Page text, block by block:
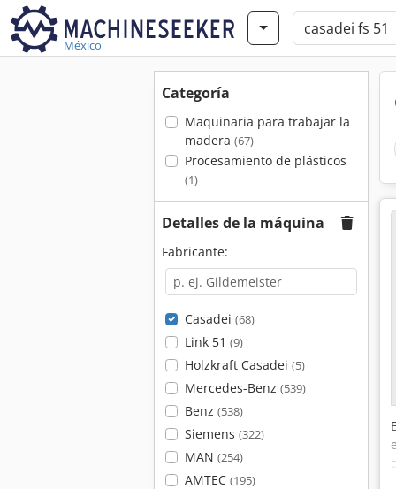
México
Categoría
Maquinaria para trabajar la
madera (67)
Procesamiento de plásticos
(1)
Detalles de la máquina
Fabricante:
Casadei (68)
Link 51 (9)
Holzkraft Casadei (5)
Mercedes-Benz (539)
Benz (538)
Siemens (322)
MAN (254)
AMTEC (195)